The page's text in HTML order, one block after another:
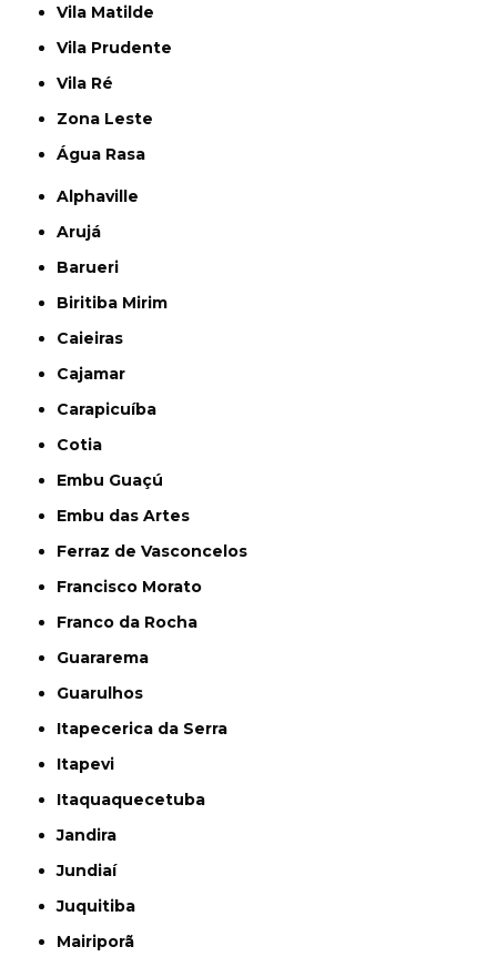
Vila Matilde
Vila Prudente
Vila Ré
Zona Leste
Água Rasa
Alphaville
Arujá
Barueri
Biritiba Mirim
Caieiras
Cajamar
Carapicuíba
Cotia
Embu Guaçú
Embu das Artes
Ferraz de Vasconcelos
Francisco Morato
Franco da Rocha
Guararema
Guarulhos
Itapecerica da Serra
Itapevi
Itaquaquecetuba
Jandira
Jundiaí
Juquitiba
Mairiporã